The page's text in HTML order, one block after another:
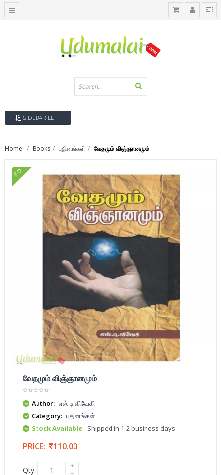
SIDEBAR LEFT
Home Books புதினங்கள் வேதமும் விஞ்ஞானமும்
FD
வேதமும் விஞ்ஞானமும்
Author: எஸ்.டி.விவேகி
Category: புதினங்கள்
Stock Available- Shipped in 1-2 business days
PRICE: 110.00
Qty: